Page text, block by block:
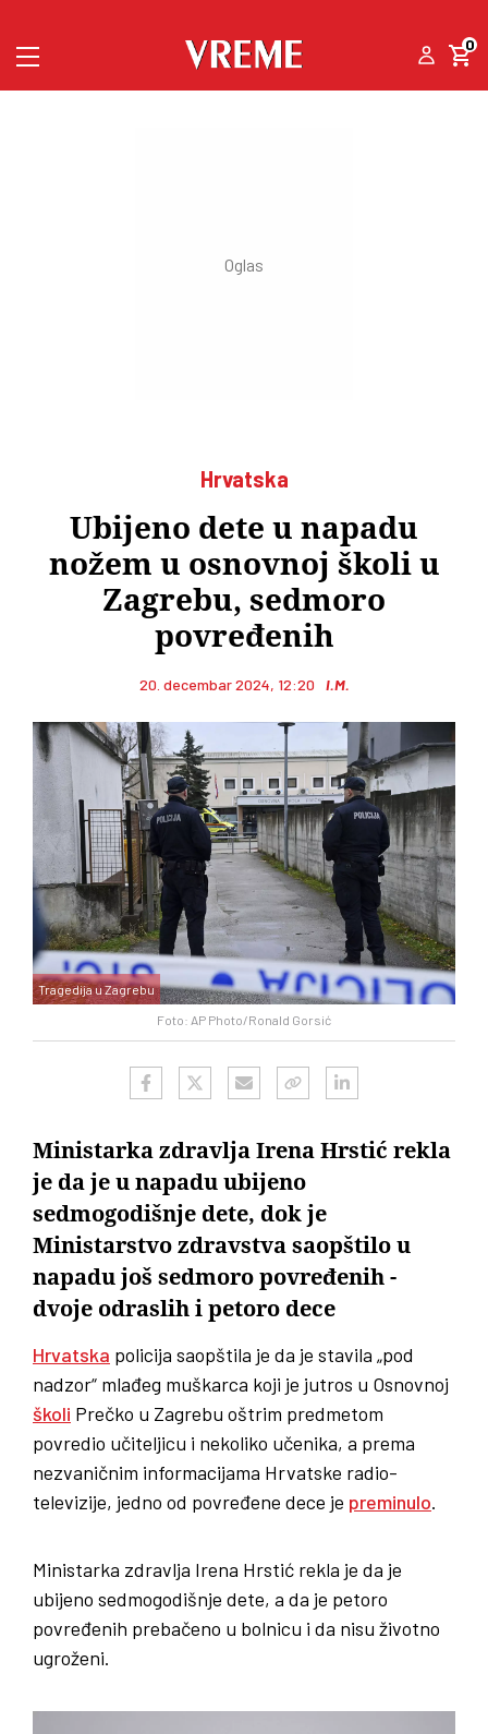
0
Hrvatska
Ubijeno dete u napadu
nožem u osnovnoj školi u
Zagrebu, sedmoro
povređenih
20. decembar 2024, 12:20 I.M.
Foto: AP Photo/Ronald Gorsić
Tragedija u Zagrebu
Ministarka zdravlja Irena Hrstić rekla
je da je u napadu ubijeno
sedmogodišnje dete, dok je
Ministarstvo zdravstva saopštilo u
napadu još sedmoro povređenih -
dvoje odraslih i petoro dece
Hrvatska policija saopštila je da je stavila „pod
nadzor“ mlađeg muškarca koji je jutros u Osnovnoj
školi Prečko u Zagrebu oštrim predmetom
povredio učiteljicu i nekoliko učenika, a prema
nezvaničnim informacijama Hrvatske radio-
televizije, jedno od povređene dece je preminulo.
Ministarka zdravlja Irena Hrstić rekla je da je
ubijeno sedmogodišnje dete, a da je petoro
povređenih prebačeno u bolnicu i da nisu životno
ugroženi.